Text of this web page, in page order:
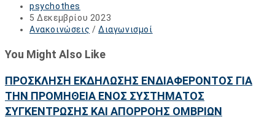
Post
author:
psychothes
Post
published:
5 Δεκεμβρίου 2023
Post
Ανακοινώσεις / Διαγωνισμοί
You Might Also Like
ΠΡΟΣΚΛΗΣΗ ΕΚΔΗΛΩΣΗΣ ΕΝΔΙΑΦΕΡΟΝΤΟΣ ΓΙΑ
ΤΗΝ ΠΡΟΜΗΘΕΙΑ ΕΝΟΣ ΣΥΣΤΗΜΑΤΟΣ
ΣΥΓΚΕΝΤΡΩΣΗΣ ΚΑΙ ΑΠΟΡΡΟΗΣ ΟΜΒΡΙΩΝ